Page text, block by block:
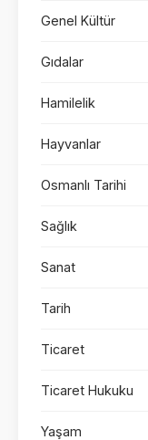
Genel Kültür
Gıdalar
Hamilelik
Hayvanlar
Osmanlı Tarihi
Sağlık
Sanat
Tarih
Ticaret
Ticaret Hukuku
Yaşam